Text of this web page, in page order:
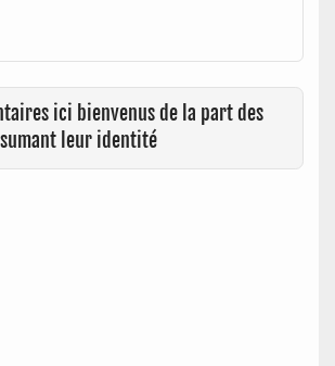
ici bienvenus de la part des
leur identité